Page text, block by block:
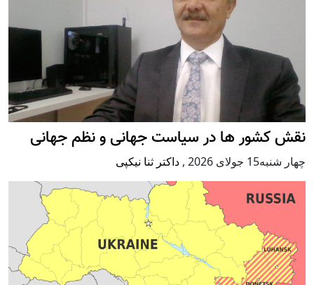
نقش کشور ها در سیاست جهانی و نظم جهانی
چهار شنبه15 جولای 2026 , داکتر ثنا نیکپی